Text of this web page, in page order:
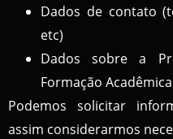
Dados de contato
etc)
Dados sobre a
Formação Acadêmica
Podemos solicitar
assim considerarmos